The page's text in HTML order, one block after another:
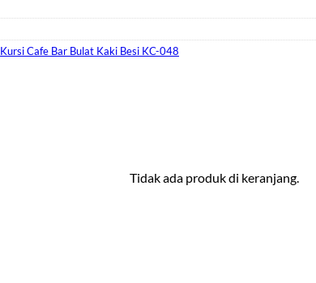
Tidak ada produk di keranjang.
Kursi Cafe Bar Bulat Kaki Besi KC-048